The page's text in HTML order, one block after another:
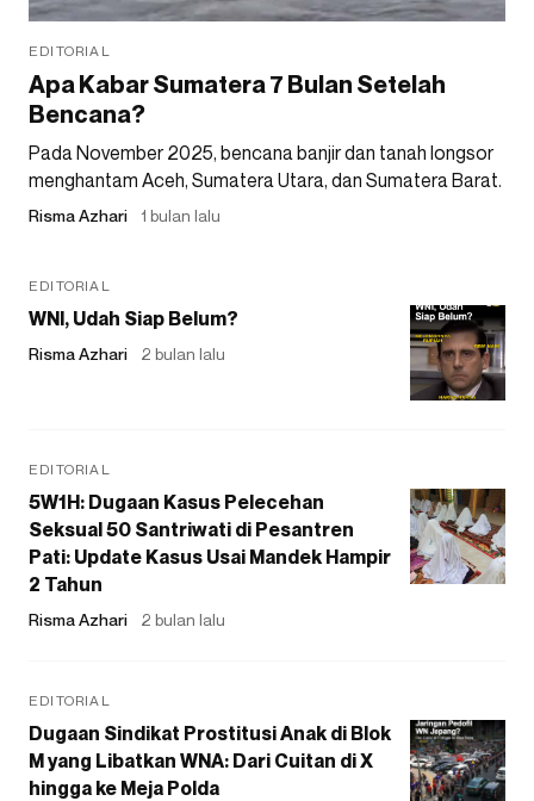
EDITORIAL
Apa Kabar Sumatera 7 Bulan Setelah
Bencana?
Pada November 2025, bencana banjir dan tanah longsor
menghantam Aceh, Sumatera Utara, dan Sumatera Barat.
Risma Azhari 1 bulan lalu
EDITORIAL
WNI, Udah Siap Belum?
Risma Azhari 2 bulan lalu
EDITORIAL
5W1H: Dugaan Kasus Pelecehan
Seksual 50 Santriwati di Pesantren
Pati: Update Kasus Usai Mandek Hampir
2 Tahun
Risma Azhari 2 bulan lalu
EDITORIAL
Dugaan Sindikat Prostitusi Anak di Blok
M yang Libatkan WNA: Dari Cuitan di X
hingga ke Meja Polda